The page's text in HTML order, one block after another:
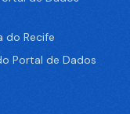
do Recife
Portal de Dados